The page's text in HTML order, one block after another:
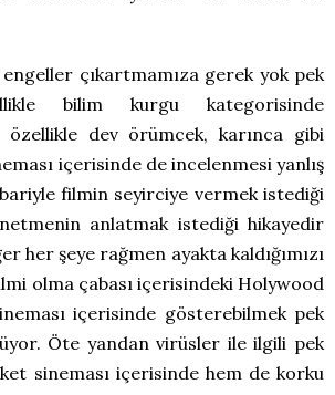
çıkartmamıza gerek yok pek
bilim kurgu kategorisinde
dev örümcek, karınca gibi
içerisinde de incelenmesi yanlış
filmin seyirciye vermek istediği
anlatmak istediği hikayedir
her şeye rağmen ayakta kaldığımızı
olma çabası içerisindeki Holywood
içerisinde gösterebilmek pek
Öte yandan virüsler ile ilgili pek
sineması içerisinde hem de korku